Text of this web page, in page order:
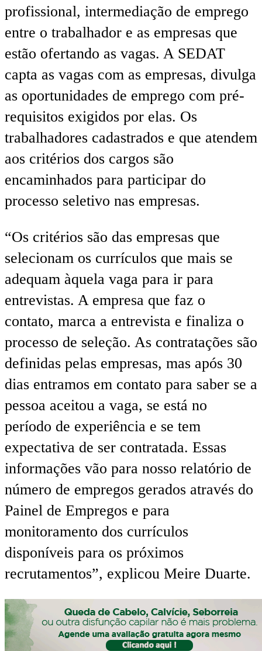
profissional, intermediação de emprego
entre o trabalhador e as empresas que
estão ofertando as vagas. A SEDAT
capta as vagas com as empresas, divulga
as oportunidades de emprego com pré-
requisitos exigidos por elas. Os
trabalhadores cadastrados e que atendem
aos critérios dos cargos são
encaminhados para participar do
processo seletivo nas empresas.
“Os critérios são das empresas que
selecionam os currículos que mais se
adequam àquela vaga para ir para
entrevistas. A empresa que faz o
contato, marca a entrevista e finaliza o
processo de seleção. As contratações são
definidas pelas empresas, mas após 30
dias entramos em contato para saber se a
pessoa aceitou a vaga, se está no
período de experiência e se tem
expectativa de ser contratada. Essas
informações vão para nosso relatório de
número de empregos gerados através do
Painel de Empregos e para
monitoramento dos currículos
disponíveis para os próximos
recrutamentos”, explicou Meire Duarte.